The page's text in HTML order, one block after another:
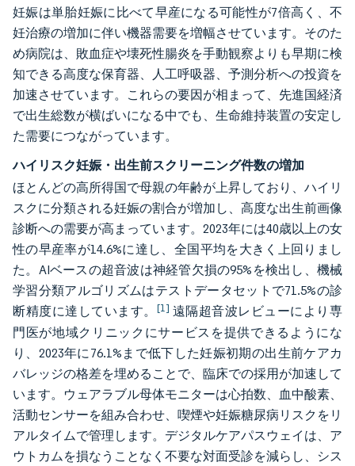
妊娠は単胎妊娠に比べて早産になる可能性が7倍高く、不
妊治療の増加に伴い機器需要を増幅させています。そのた
め病院は、敗血症や壊死性腸炎を手動観察よりも早期に検
知できる高度な保育器、人工呼吸器、予測分析への投資を
加速させています。これらの要因が相まって、先進国経済
で出生総数が横ばいになる中でも、生命維持装置の安定し
た需要につながっています。
ハイリスク妊娠・出生前スクリーニング件数の増加
ほとんどの高所得国で母親の年齢が上昇しており、ハイリ
スクに分類される妊娠の割合が増加し、高度な出生前画像
診断への需要が高まっています。2023年には40歳以上の女
性の早産率が14.6%に達し、全国平均を大きく上回りまし
た。AIベースの超音波は神経管欠損の95%を検出し、機械
学習分類アルゴリズムはテストデータセットで71.5%の診
断精度に達しています。 [1] 遠隔超音波レビューにより専
門医が地域クリニックにサービスを提供できるようにな
り、2023年に76.1%まで低下した妊娠初期の出生前ケアカ
バレッジの格差を埋めることで、臨床での採用が加速して
います。ウェアラブル母体モニターは心拍数、血中酸素、
活動センサーを組み合わせ、喫煙や妊娠糖尿病リスクをリ
アルタイムで管理します。デジタルケアパスウェイは、ア
ウトカムを損なうことなく不要な対面受診を減らし、シス